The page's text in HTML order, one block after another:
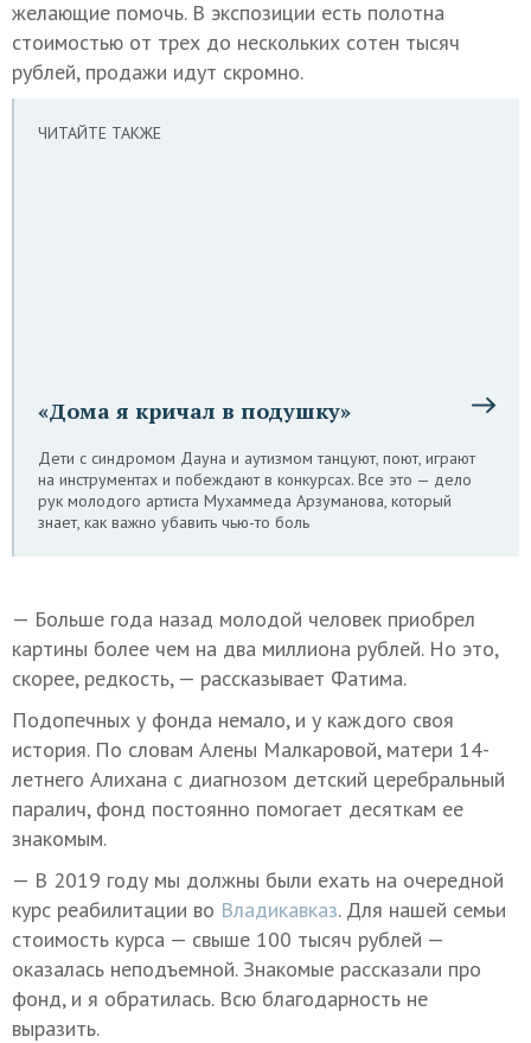
желающие помочь. В экспозиции есть полотна
стоимостью от трех до нескольких сотен тысяч
рублей, продажи идут скромно.
ЧИТАЙТЕ ТАКЖЕ
«Дома я кричал в подушку»
Дети с синдромом Дауна и аутизмом танцуют, поют, играют
на инструментах и побеждают в конкурсах. Все это — дело
рук молодого артиста Мухаммеда Арзуманова, который
знает, как важно убавить чью-то боль
— Больше года назад молодой человек приобрел
картины более чем на два миллиона рублей. Но это,
скорее, редкость, — рассказывает Фатима.
Подопечных у фонда немало, и у каждого своя
история. По словам Алены Малкаровой, матери 14-
летнего Алихана с диагнозом детский церебральный
паралич, фонд постоянно помогает десяткам ее
знакомым.
— В 2019 году мы должны были ехать на очередной
курс реабилитации во Владикавказ. Для нашей семьи
стоимость курса — свыше 100 тысяч рублей —
оказалась неподъемной. Знакомые рассказали про
фонд, и я обратилась. Всю благодарность не
выразить.